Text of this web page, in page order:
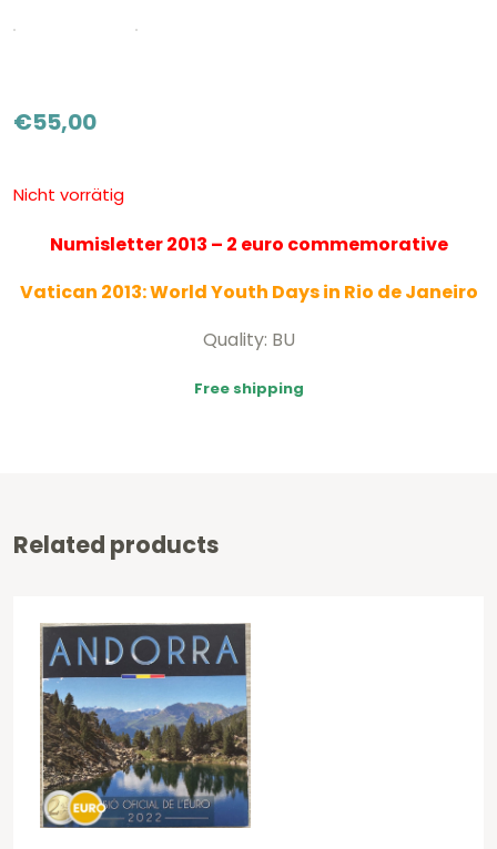
€55,00
Nicht vorrätig
Numisletter 2013 – 2 euro commemorative
Vatican 2013: World Youth Days in Rio de Janeiro
Quality: BU
Free shipping
Related products